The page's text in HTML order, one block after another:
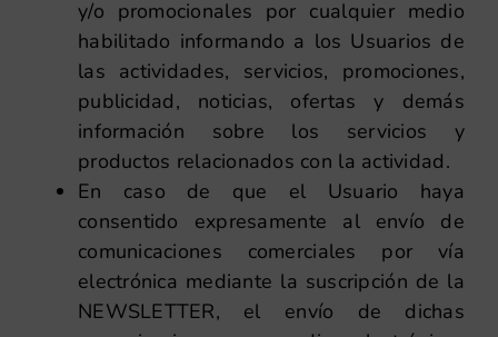
y/o promocionales por cualquier medio
habilitado informando a los Usuarios de
las actividades, servicios, promociones,
publicidad, noticias, ofertas y demás
información sobre los servicios y
productos relacionados con la actividad.
En caso de que el Usuario haya
consentido expresamente al envío de
comunicaciones comerciales por vía
electrónica mediante la suscripción de la
NEWSLETTER, el envío de dichas